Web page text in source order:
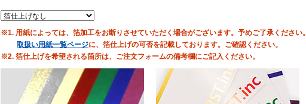
※1. 用紙によっては、箔加工をお断りさせていただく場合がございます。予めご了承ください。
取扱い用紙一覧ページに、箔仕上げの可否を記載しております。ご確認ください。
※2. 箔仕上げを希望される箇所は、ご注文フォームの備考欄にご記入ください。